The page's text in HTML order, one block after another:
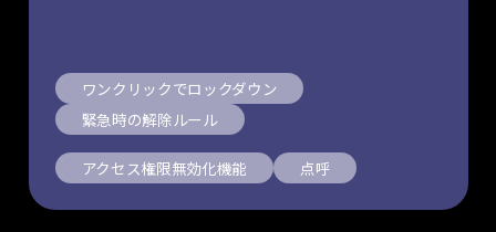
ワンクリックでロックダウン
緊急時の解除ルール
アクセス権限無効化機能 点呼